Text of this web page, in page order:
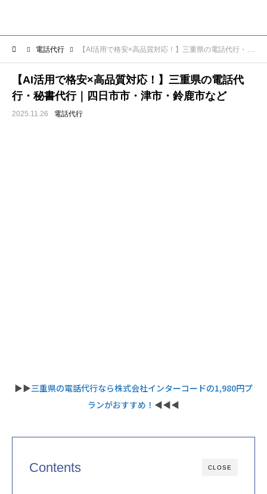
電話代行 【AI活用で格安×高品質対応！】三重県の電話代行・秘書代行｜四日市市・津市・鈴鹿市など
【AI活用で格安×高品質対応！】三重県の電話代
行・秘書代行｜四日市市・津市・鈴鹿市など
2025.11.26 電話代行
▶︎▶︎三重県の電話代行なら株式会社インターコードの1,980円プ
ランがおすすめ！ ◀︎◀︎◀︎
CLOSE
Contents